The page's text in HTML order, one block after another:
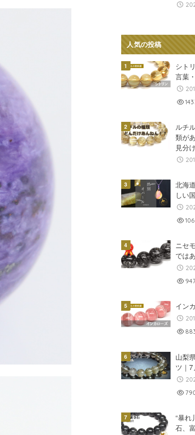
人気の投稿
シト
言葉
ルチ
類が
見分
北海
しい
ニセ
では
イン
山梨
ツ｜
“暴
石、